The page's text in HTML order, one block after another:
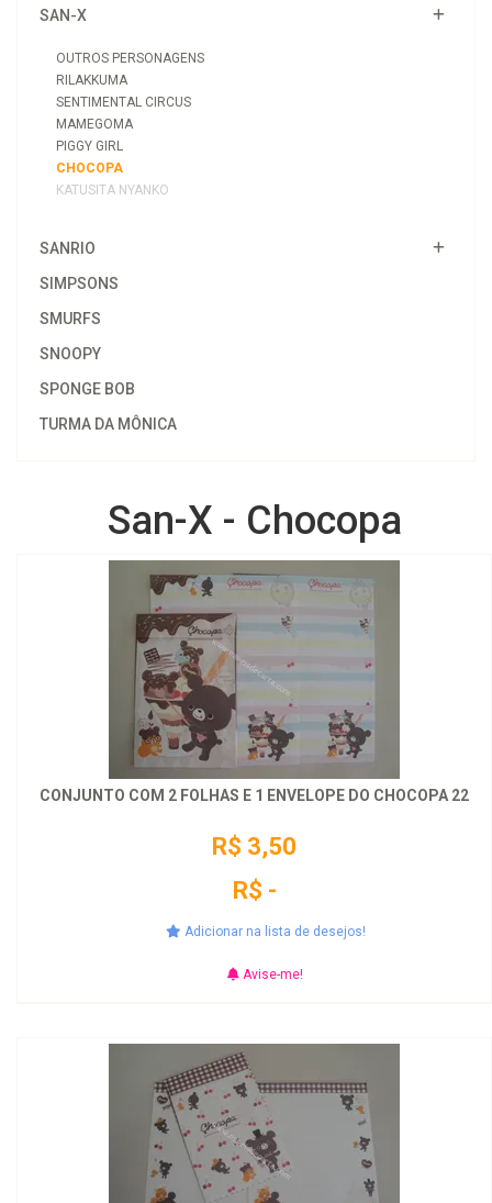
SAN-X
OUTROS PERSONAGENS
RILAKKUMA
SENTIMENTAL CIRCUS
MAMEGOMA
PIGGY GIRL
CHOCOPA
KATUSITA NYANKO
SANRIO
SIMPSONS
SMURFS
SNOOPY
SPONGE BOB
TURMA DA MÔNICA
San-X - Chocopa
CONJUNTO COM 2 FOLHAS E 1 ENVELOPE DO CHOCOPA 22
R$ 3,50
R$ -
Adicionar na lista de desejos!
Avise-me!